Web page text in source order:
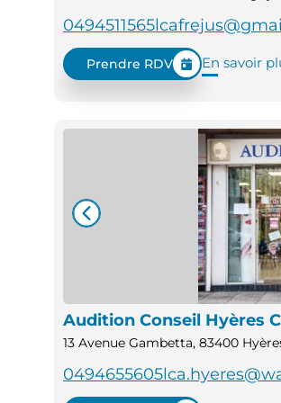
0494511565
Prendre RDV En savoir
Audition Conseil Hyères
13 Avenue Gambetta, 83400
0494655605